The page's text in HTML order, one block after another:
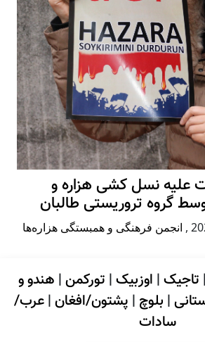
علیه نسل کشی هزاره و
گروه تروریستی طالبان
, انجمن فرهنگی و همبستگی هزاره‌ها
| تاجیک| اوزبیک| تورکمن| هندو و
| بلوچ | پشتون/افغان|عرب/
سادات